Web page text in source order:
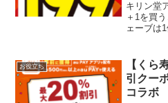
キリン堂
＋1を買
ェーブは
ります
でも8/31
お役立ち
【くら
引クー
コラボ